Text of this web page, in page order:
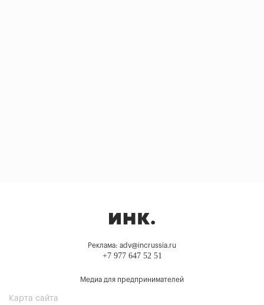
Реклама: adv@incrussia.ru
+7 977 647 52 51
Медиа для предпринимателей
Карта сайта